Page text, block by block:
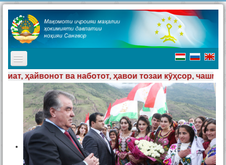
TPL_PROTOSTAR_TOGGLE_MENU
Асосӣ
Мақомоти иҷроия
Таърих
Ҷашнҳо дар ноҳия
Ташриф ба ноҳия
тозаи кӯҳсор, чашмаҳои шаффоф,